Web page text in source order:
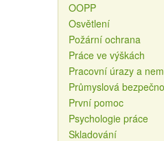
OOPP
Osvětlení
Požární ochrana
Práce ve výškách
Průmyslová
První pomoc
Psychologie práce
Skladování